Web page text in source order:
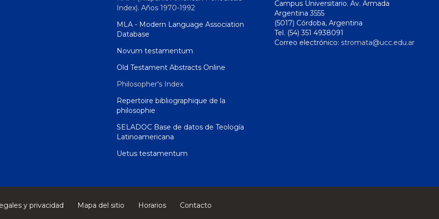
Index). Años 1970-1992
MLA - Modern Language Association
Database
Novum testamentum
Old Testament Abstracts Online
Philosopher's Index
Repertoire bibliographique de la
philosophie
SELADOC Base de datos de Teología
Latinoamericana
Uetus testamentum
Campus Universitario. Av. Armada
Argentina 3555
(5017) Córdoba, Argentina
Tel. (54) 351 4938091
Correo electrónico: stromata@ucc.edu.ar
y privacidad Mapa del sitio Horarios
Contacto